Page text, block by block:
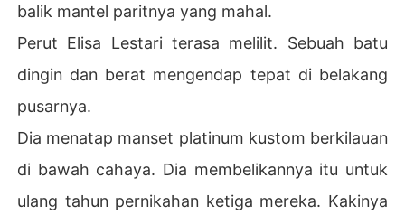
balik mantel paritnya yang mahal.
Perut Elisa Lestari terasa melilit. Sebuah batu
dingin dan berat mengendap tepat di belakang
pusarnya.
Dia menatap manset platinum kustom berkilauan
di bawah cahaya. Dia membelikannya itu untuk
ulang tahun pernikahan ketiga mereka. Kakinya